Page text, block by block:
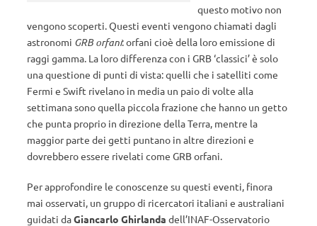
questo motivo non
vengono scoperti. Questi eventi vengono chiamati dagli
astronomi GRB orfani: orfani cioè della loro emissione di
raggi gamma. La loro differenza con i GRB ‘classici’ è solo
una questione di punti di vista: quelli che i satelliti come
Fermi e Swift rivelano in media un paio di volte alla
settimana sono quella piccola frazione che hanno un getto
che punta proprio in direzione della Terra, mentre la
maggior parte dei getti puntano in altre direzioni e
dovrebbero essere rivelati come GRB orfani.
Per approfondire le conoscenze su questi eventi, finora
mai osservati, un gruppo di ricercatori italiani e australiani
guidati daGiancarlo Ghirlanda dell’INAF-Osservatorio